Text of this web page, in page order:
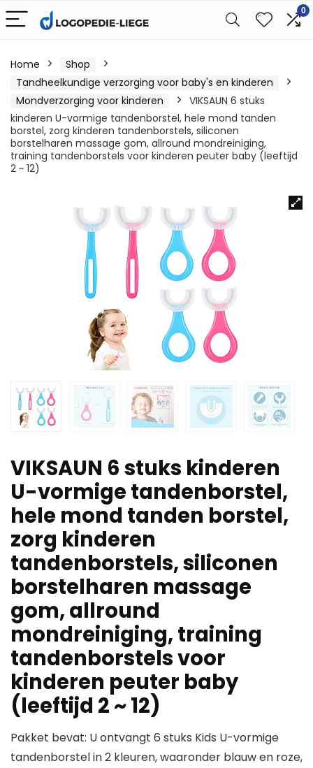
0
Home
Shop
Tandheelkundige verzorging voor baby's en kinderen
Mondverzorging voor kinderen
VIKSAUN 6 stuks
kinderen U-vormige tandenborstel, hele mond tanden
borstel, zorg kinderen tandenborstels, siliconen
borstelharen massage gom, allround mondreiniging,
training tandenborstels voor kinderen peuter baby (leeftijd
2 ~ 12)
VIKSAUN 6 stuks kinderen
U-vormige tandenborstel,
hele mond tanden borstel,
zorg kinderen
tandenborstels, siliconen
borstelharen massage
gom, allround
mondreiniging, training
tandenborstels voor
kinderen peuter baby
(leeftijd 2 ~ 12)
Pakket bevat: U ontvangt 6 stuks Kids U-vormige
tandenborstel in 2 kleuren, waaronder blauw en roze,